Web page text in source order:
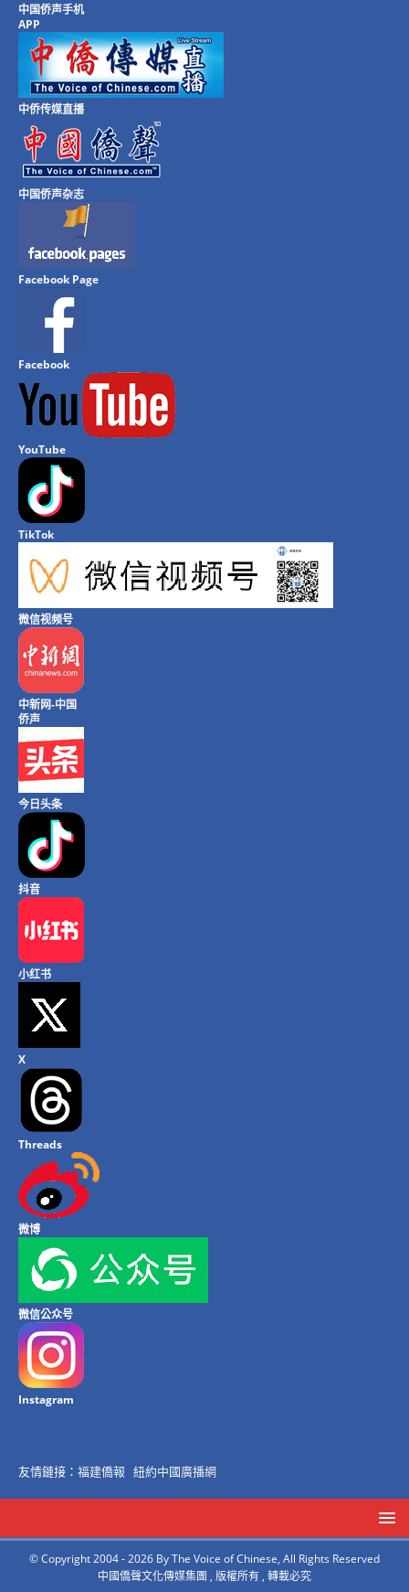
中国侨声手机
APP
中侨传媒直播
中国侨声杂志
Facebook Page
Facebook
YouTube
TikTok
微信视频号
中新网-中国
侨声
今日头条
抖音
小红书
X
Threads
微博
微信公众号
Instagram
友情鏈接： 福建僑報 紐約中國廣播網
© Copyright 2004 - 2026 By The Voice of Chinese, All Rights Reserved
中國僑聲文化傳媒集團 , 版權所有 , 轉載必究